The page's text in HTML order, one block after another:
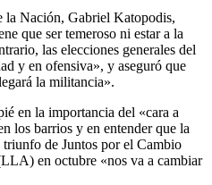
la Nación, Gabriel Katopodis,
que ser temeroso ni estar a la
las elecciones generales del
y en ofensiva», y aseguró que
la militancia».
en la importancia del «cara a
los barrios y en entender que la
triunfo de Juntos por el Cambio
en octubre «nos va a cambiar